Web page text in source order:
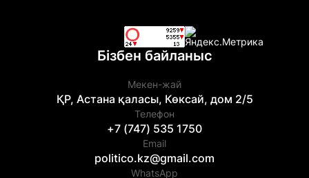
Бізбен байланыс
Мекен-жай
ҚР, Астана қаласы, Көксай, дом 2/5
Телефон
+7 (747) 535 1750
Email
politico.kz@gmail.com
WhatsApp